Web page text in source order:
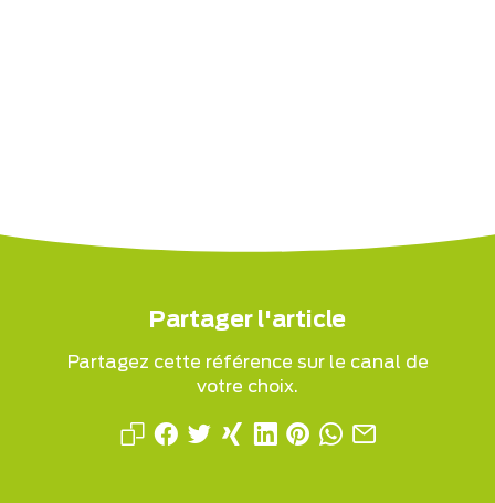
Partager l'article
Partagez cette référence sur le canal de
votre choix.